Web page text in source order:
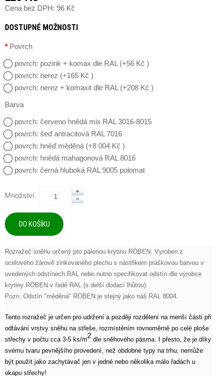
Cena bez DPH: 96 Kč
DOSTUPNÉ MOŽNOSTI
Povrch
povrch: pozink + komax dle RAL (+56 Kč )
povrch: nerez (+165 Kč )
povrch: nerez + komaxit dle RAL (+208 Kč )
Barva
povrch: červeno hnědá mix RAL 3016-8015
povrch: šeď antracitová RAL 7016
povrch: hněď měděná (+8 004 Kč )
povrch: hnědá mahagonová RAL 8016
povrch: černá hluboká RAL 9005 polomat
Množství
Rozražeč sněhu určený pro pálenou krytinu RÖBEN. Vyroben z
ocelového žárově zinkovaného plechu s nástřikem práškovou barvou v
uvedených odstínech RAL nebo nutno specifikovat odstín dle výrobce
krytiny RÖBEN v řadě RAL (s delší dodací lhůtou).
Pozn. Odstín "měděná" RÖBEN je stejný jako náš RAL 8004.
Tento rozražeč je určen pro udržení a později rozdělení na menší části při
odtávání vrstvy sněhu na střeše, rozmístěním rovnoměrně po celé ploše
střechy v počtu cca 3-5 ks/m2 dle sněhového pásma. I přesto, že je díky
svému tvaru pevnějšího provedení, než obdobné typy na trhu, nemůže
být použit jako zachytávač jen v jedné nebo několika málo řadách u
okapu střechy!